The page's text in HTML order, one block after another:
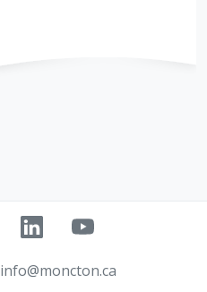
info@moncton.ca